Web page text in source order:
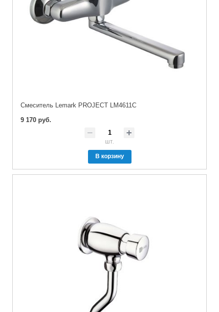
Cмеситель Lemark PROJECT LM4611C
9 170 руб.
шт.
В корзину